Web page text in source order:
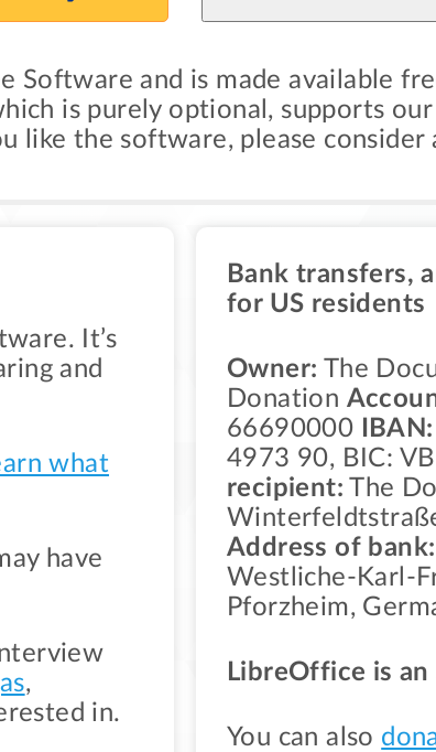
Software and is made available
is purely optional, supports
like the software, please consider
It’s
and
what
have
,
in.
Bank transfers,
for US residents
Owner: The
Donation
66690000
IBAN:
4973 90, BIC:
recipient: The
Address of bank:
Westliche-Karl-
Pforzheim,
LibreOffice is
You can also